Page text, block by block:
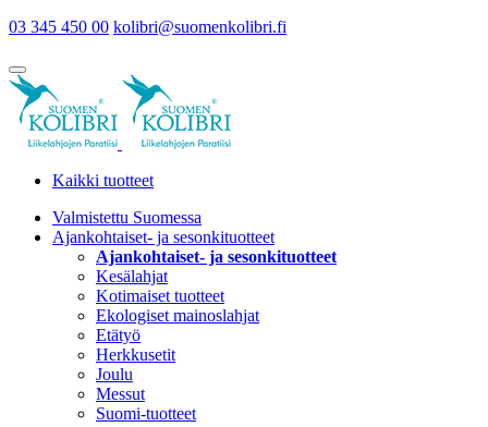
03 345 450 00 kolibri@suomenkolibri.fi
Kaikki tuotteet
Valmistettu Suomessa
Ajankohtaiset- ja sesonkituotteet
Ajankohtaiset- ja sesonkituotteet
Kesälahjat
Kotimaiset tuotteet
Ekologiset mainoslahjat
Etätyö
Herkkusetit
Joulu
Messut
Suomi-tuotteet